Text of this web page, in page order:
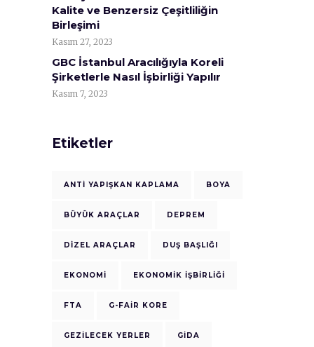
Kalite ve Benzersiz Çeşitliliğin
Birleşimi
Kasım 27, 2023
GBC İstanbul Aracılığıyla Koreli
Şirketlerle Nasıl İşbirliği Yapılır
Kasım 7, 2023
Etiketler
ANTI YAPIŞKAN KAPLAMA BOYA
BÜYÜK ARAÇLAR DEPREM
DIZEL ARAÇLAR DUŞ BAŞLIĞI
EKONOMI EKONOMIK IŞBIRLIĞI
FTA G-FAIR KORE
GEZILECEK YERLER GIDA